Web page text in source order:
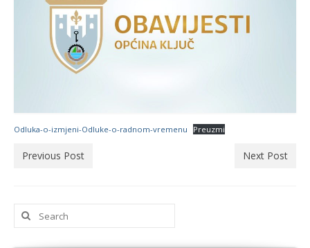
Odluka-o-izmjeni-Odluke-o-radnom-vremenu Preuzmi
Previous Post Next Post
Search
for: